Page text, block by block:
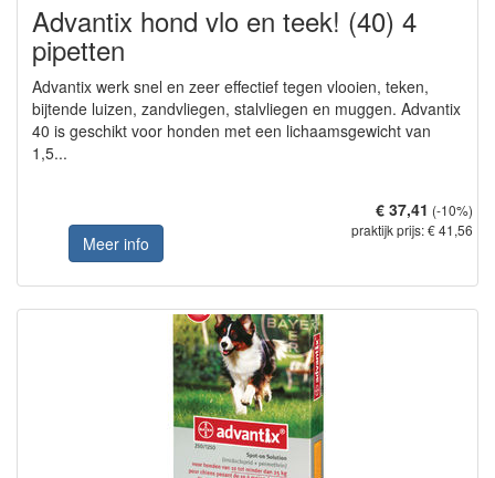
Advantix hond vlo en teek! (40) 4
pipetten
Advantix werk snel en zeer effectief tegen vlooien, teken,
bijtende luizen, zandvliegen, stalvliegen en muggen. Advantix
40 is geschikt voor honden met een lichaamsgewicht van
1,5...
Meer info
€ 37,41 (-10%)
praktijk prijs: € 41,56